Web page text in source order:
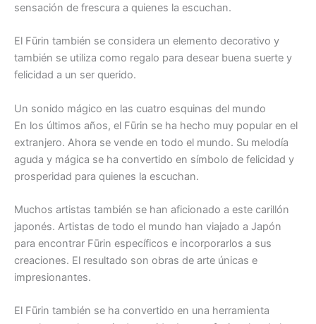
sensación de frescura a quienes la escuchan.
El Fūrin también se considera un elemento decorativo y
también se utiliza como regalo para desear buena suerte y
felicidad a un ser querido.
Un sonido mágico en las cuatro esquinas del mundo
En los últimos años, el Fūrin se ha hecho muy popular en el
extranjero. Ahora se vende en todo el mundo. Su melodía
aguda y mágica se ha convertido en símbolo de felicidad y
prosperidad para quienes la escuchan.
Muchos artistas también se han aficionado a este carillón
japonés. Artistas de todo el mundo han viajado a Japón
para encontrar Fūrin específicos e incorporarlos a sus
creaciones. El resultado son obras de arte únicas e
impresionantes.
El Fūrin también se ha convertido en una herramienta